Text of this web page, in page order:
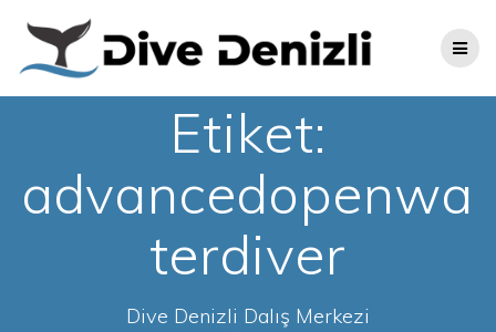
content
Etiket:
advancedopenwa
terdiver
Dive Denizli Dalış Merkezi